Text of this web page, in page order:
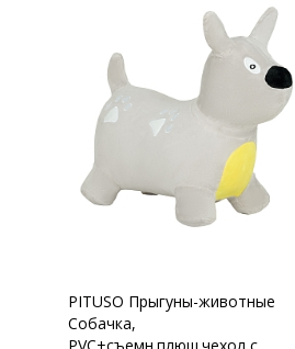
PITUSO Прыгуны-животные
Собачка,